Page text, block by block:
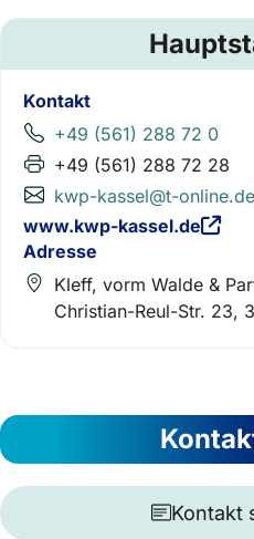
Kontakt
+49 (561) 288 72 0
+49 (561) 288 72 28
kwp-kassel@t-online.de
www.kwp-kassel.de
Adresse
Kleff, vorm Walde &
Christian-Reul-Str. 23,
Kontakt